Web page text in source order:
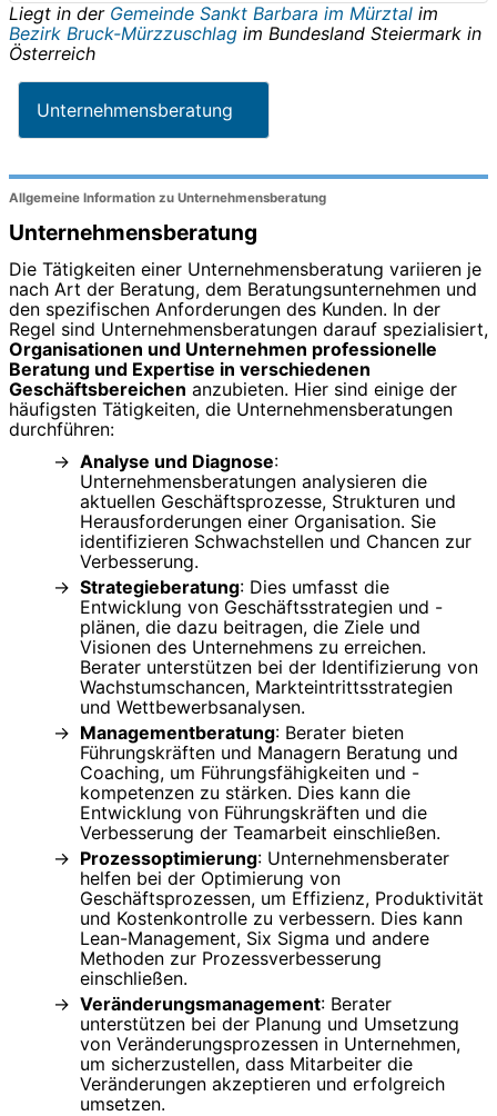
Liegt in der Gemeinde Sankt Barbara im Mürztal im
Bezirk Bruck-Mürzzuschlag im Bundesland Steiermark in
Österreich
Unternehmensberatung
Allgemeine Information zu Unternehmensberatung
Unternehmensberatung
Die Tätigkeiten einer Unternehmensberatung variieren je
nach Art der Beratung, dem Beratungsunternehmen und
den spezifischen Anforderungen des Kunden. In der
Regel sind Unternehmensberatungen darauf spezialisiert,
Organisationen und Unternehmen professionelle
Beratung und Expertise in verschiedenen
Geschäftsbereichen anzubieten. Hier sind einige der
häufigsten Tätigkeiten, die Unternehmensberatungen
durchführen:
Analyse und Diagnose:
Unternehmensberatungen analysieren die
aktuellen Geschäftsprozesse, Strukturen und
Herausforderungen einer Organisation. Sie
identifizieren Schwachstellen und Chancen zur
Verbesserung.
Strategieberatung: Dies umfasst die
Entwicklung von Geschäftsstrategien und -
plänen, die dazu beitragen, die Ziele und
Visionen des Unternehmens zu erreichen.
Berater unterstützen bei der Identifizierung von
Wachstumschancen, Markteintrittsstrategien
und Wettbewerbsanalysen.
Managementberatung: Berater bieten
Führungskräften und Managern Beratung und
Coaching, um Führungsfähigkeiten und -
kompetenzen zu stärken. Dies kann die
Entwicklung von Führungskräften und die
Verbesserung der Teamarbeit einschließen.
Prozessoptimierung: Unternehmensberater
helfen bei der Optimierung von
Geschäftsprozessen, um Effizienz, Produktivität
und Kostenkontrolle zu verbessern. Dies kann
Lean-Management, Six Sigma und andere
Methoden zur Prozessverbesserung
einschließen.
Veränderungsmanagement: Berater
unterstützen bei der Planung und Umsetzung
von Veränderungsprozessen in Unternehmen,
um sicherzustellen, dass Mitarbeiter die
Veränderungen akzeptieren und erfolgreich
umsetzen.